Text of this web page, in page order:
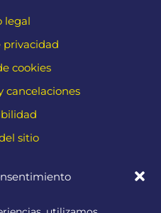
legal
privacidad
cookies
cancelaciones
sitio